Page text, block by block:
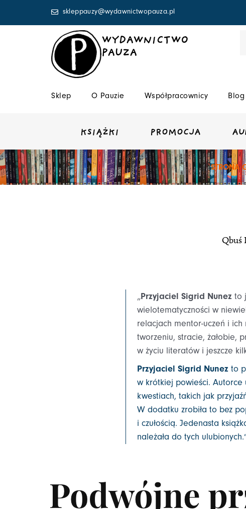
skleppauzy@wydawnictwopauza.pl
WYDAWNICTWO
PAUZA
Sklep O Pauzie Współpracownicy Blog
KSIĄŻKI PROMOCJA
STRONA
Qbuś
„Przyjaciel Sigrid Nunez to
wielotematyczności w
relacjach mentor-uczeń i
tworzeniu, stracie, żałobie,
w życiu literatów i jeszcze
Przyjaciel Sigrid Nunezto
w krótkiej powieści. Autorce
kwestiach, takich jak
W dodatku zrobiła to bez
i czułością. Jedenasta
należała do tych ulubionych.